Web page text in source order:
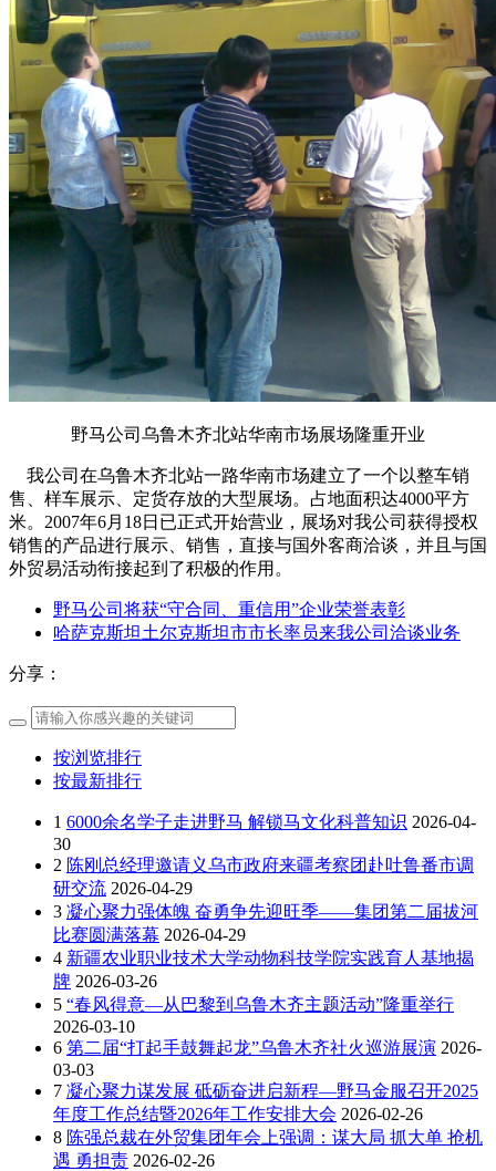
野马公司乌鲁木齐北站华南市场展场隆重开业
我公司在乌鲁木齐北站一路华南市场建立了一个以整车销
售、样车展示、定货存放的大型展场。占地面积达4000平方
米。2007年6月18日已正式开始营业，展场对我公司获得授权
销售的产品进行展示、销售，直接与国外客商洽谈，并且与国
外贸易活动衔接起到了积极的作用。
野马公司将获“守合同、重信用”企业荣誉表彰
哈萨克斯坦土尔克斯坦市市长率员来我公司洽谈业务
分享：
按浏览排行
按最新排行
1 6000余名学子走进野马 解锁马文化科普知识 2026-04-
30
2 陈刚总经理邀请义乌市政府来疆考察团赴吐鲁番市调
研交流 2026-04-29
3 凝心聚力强体魄 奋勇争先迎旺季——集团第二届拔河
比赛圆满落幕 2026-04-29
4 新疆农业职业技术大学动物科技学院实践育人基地揭
牌 2026-03-26
5 “春风得意—从巴黎到乌鲁木齐主题活动”隆重举行
2026-03-10
6 第二届“打起手鼓舞起龙”乌鲁木齐社火巡游展演 2026-
03-03
7 凝心聚力谋发展 砥砺奋进启新程—野马金服召开2025
年度工作总结暨2026年工作安排大会 2026-02-26
8 陈强总裁在外贸集团年会上强调：谋大局 抓大单 抢机
遇 勇担责 2026-02-26